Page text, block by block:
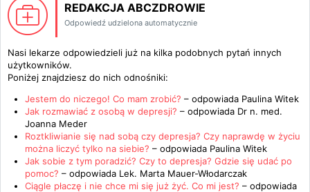
REDAKCJA ABCZDROWIE
Odpowiedź udzielona automatycznie
Nasi lekarze odpowiedzieli już na kilka podobnych pytań innych
użytkowników.
Poniżej znajdziesz do nich odnośniki:
Jestem do niczego! Co mam zrobić? – odpowiada Paulina Witek
Jak rozmawiać z osobą w depresji? – odpowiada Dr n. med.
Joanna Meder
Roztkliwianie się nad sobą czy depresja? Czy naprawdę w życiu
można liczyć tylko na siebie? – odpowiada Paulina Witek
Jak sobie z tym poradzić? Czy to depresja? Gdzie się udać po
pomoc? – odpowiada Lek. Marta Mauer-Włodarczak
Ciągle płaczę i nie chce mi się już żyć. Co mi jest? – odpowiada